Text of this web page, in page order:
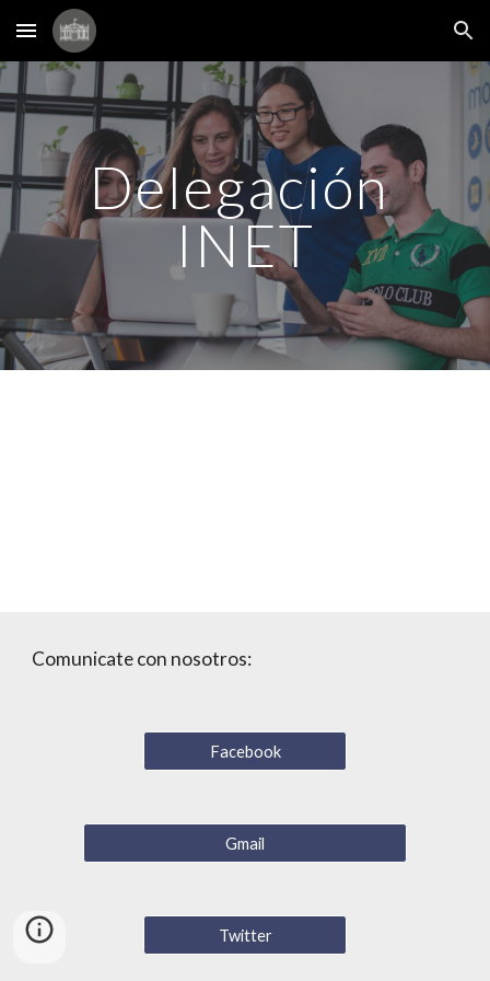
Skip to main content Skip to navigation
Delegación
INET
Comunicate con nosotros:
Facebook
Gmail
Twitter